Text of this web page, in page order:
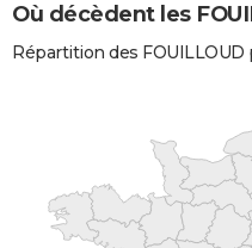
Où décèdent les
Répartition des